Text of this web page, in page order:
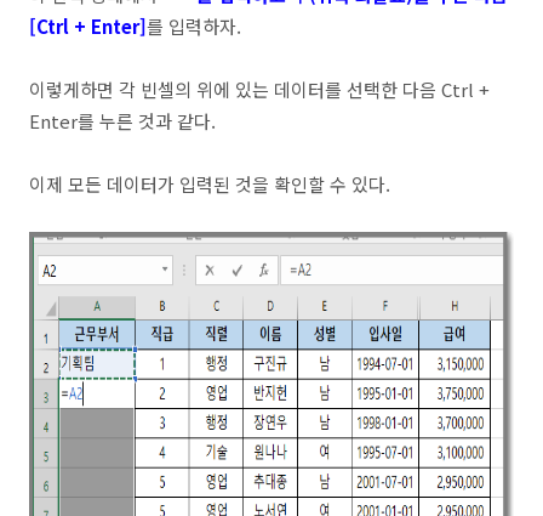
[Ctrl + Enter]를 입력하자.
이렇게하면 각 빈셀의 위에 있는 데이터를 선택한 다음 Ctrl +
Enter를 누른 것과 같다.
이제 모든 데이터가 입력된 것을 확인할 수 있다.